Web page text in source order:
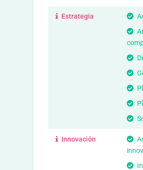
Estrategia
Innovación